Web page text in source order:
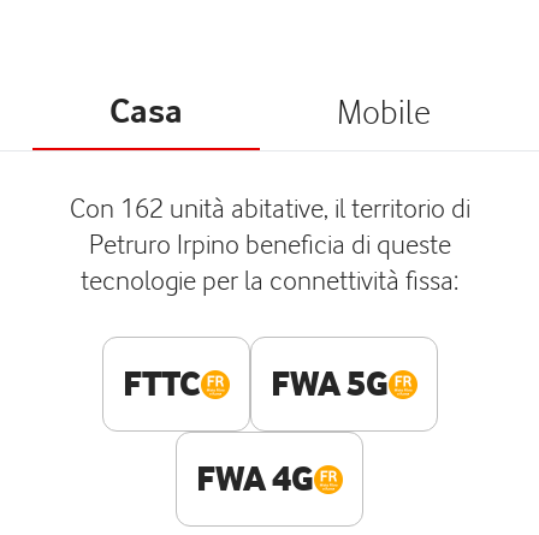
Casa Mobile
Con 162 unità abitative, il territorio di
Petruro Irpino beneficia di queste
tecnologie per la connettività fissa:
FTTC FWA 5G
FWA 4G